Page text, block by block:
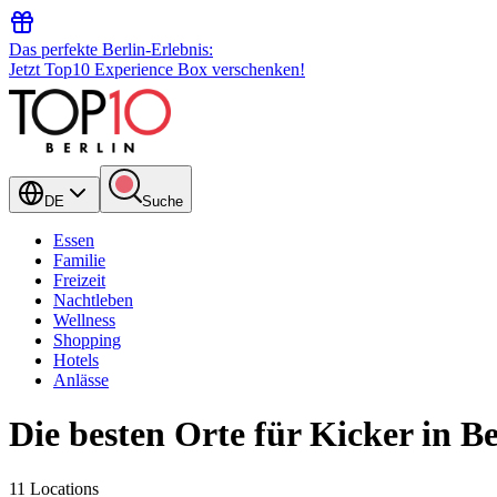
Das perfekte Berlin-Erlebnis:
Jetzt Top10 Experience Box verschenken!
DE Suche
Essen
Familie
Freizeit
Nachtleben
Wellness
Shopping
Hotels
Anlässe
Die besten Orte für Kicker in
11 Locations